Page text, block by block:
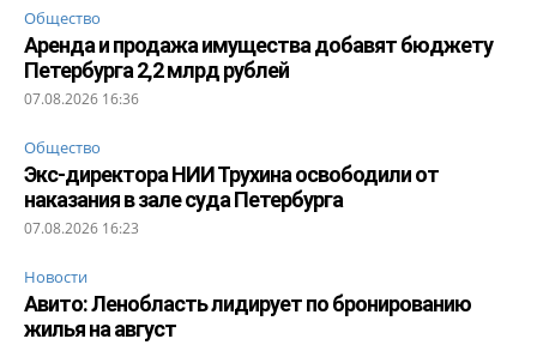
Общество
Аренда и продажа имущества добавят бюджету
Петербурга 2,2 млрд рублей
07.08.2026 16:36
Общество
Экс-директора НИИ Трухина освободили от
наказания в зале суда Петербурга
07.08.2026 16:23
Новости
Авито: Ленобласть лидирует по бронированию
жилья на август